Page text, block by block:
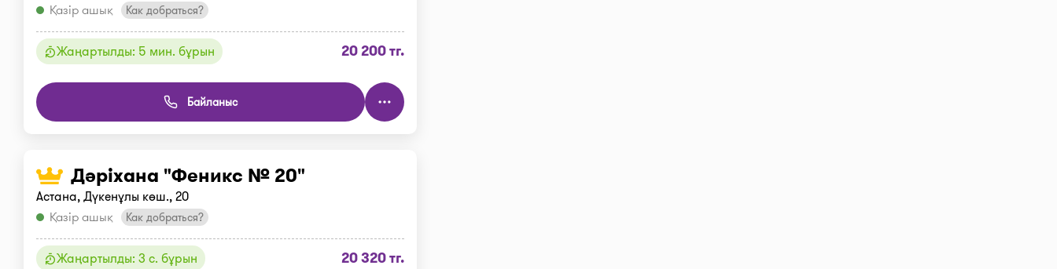
Қазір ашық
Как добраться?
Жаңартылды: 5 мин. бұрын 20 200 тг.
Байланыс
Дәріхана "Феникс № 20"
Астана, Дүкенұлы көш., 20
Қазір ашық
Как добраться?
Жаңартылды: 3 с. бұрын 20 320 тг.